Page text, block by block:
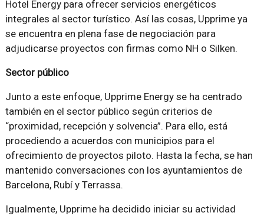
Hotel Energy para ofrecer servicios energéticos
integrales al sector turístico. Así las cosas, Upprime ya
se encuentra en plena fase de negociación para
adjudicarse proyectos con firmas como NH o Silken.
Sector público
Junto a este enfoque, Upprime Energy se ha centrado
también en el sector público según criterios de
“proximidad, recepción y solvencia”. Para ello, está
procediendo a acuerdos con municipios para el
ofrecimiento de proyectos piloto. Hasta la fecha, se han
mantenido conversaciones con los ayuntamientos de
Barcelona, Rubí y Terrassa.
Igualmente, Upprime ha decidido iniciar su actividad